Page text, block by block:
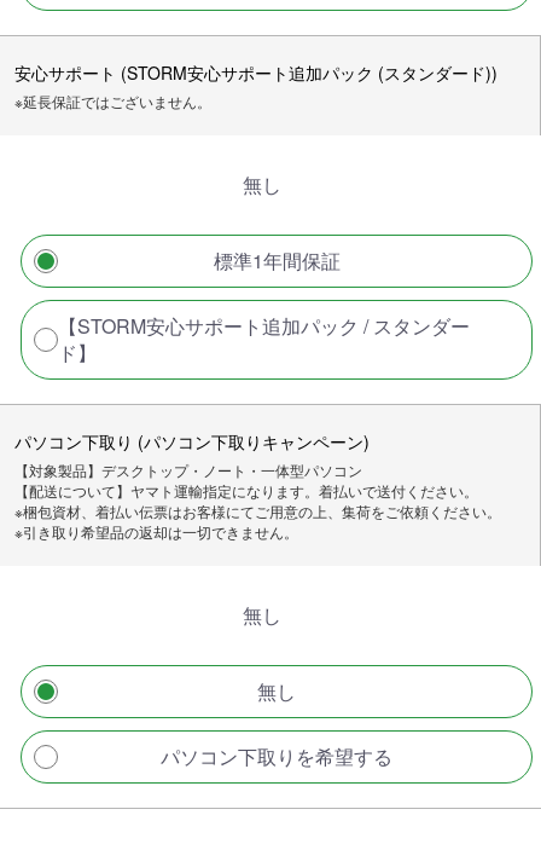
安心サポート (STORM安心サポート追加パック (スタンダード))
※延長保証ではございません。
無し
標準1年間保証
【STORM安心サポート追加パック / スタンダー
ド】
パソコン下取り (パソコン下取りキャンペーン)
【対象製品】デスクトップ・ノート・一体型パソコン
【配送について】ヤマト運輸指定になります。着払いで送付ください。
※梱包資材、着払い伝票はお客様にてご用意の上、集荷をご依頼ください。
※引き取り希望品の返却は一切できません。
無し
無し
パソコン下取りを希望する